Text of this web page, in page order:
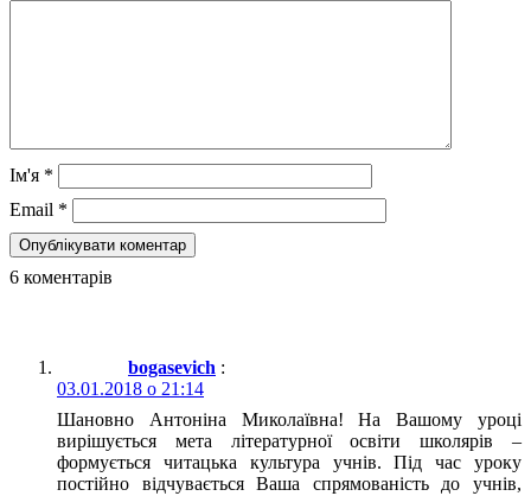
Ім'я *
Email *
6 коментарів
bogasevich :
03.01.2018 о 21:14
Шановно Антоніна Миколаївна! На Вашому уроці
вирішується мета літературної освіти школярів –
формується читацька культура учнів. Під час уроку
постійно відчувається Ваша спрямованість до учнів,